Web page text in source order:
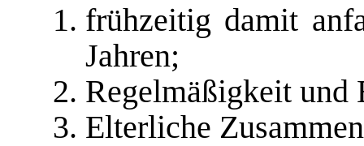
frühzeitig damit
Jahren;
Regelmäßigkeit und
Elterliche